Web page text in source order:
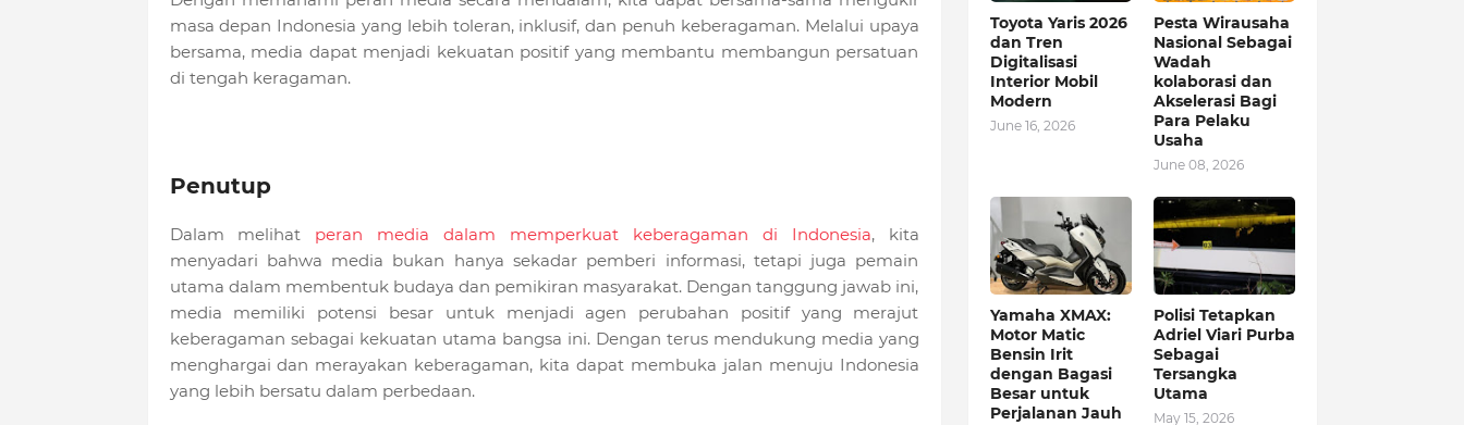
masa depan Indonesia yang lebih toleran, inklusif, dan penuh keberagaman. Melalui upaya
bersama, media dapat menjadi kekuatan positif yang membantu membangun persatuan
di tengah keragaman.
Penutup
Dalam melihat peran media dalam memperkuat keberagaman di Indonesia, kita
menyadari bahwa media bukan hanya sekadar pemberi informasi, tetapi juga pemain
utama dalam membentuk budaya dan pemikiran masyarakat. Dengan tanggung jawab ini,
media memiliki potensi besar untuk menjadi agen perubahan positif yang merajut
keberagaman sebagai kekuatan utama bangsa ini. Dengan terus mendukung media yang
menghargai dan merayakan keberagaman, kita dapat membuka jalan menuju Indonesia
yang lebih bersatu dalam perbedaan.
Toyota Yaris 2026
dan Tren
Digitalisasi
Interior Mobil
Modern
June 16, 2026
Pesta Wirausaha
Nasional Sebagai
Wadah
kolaborasi dan
Akselerasi Bagi
Para Pelaku
Usaha
June 08, 2026
Yamaha XMAX:
Motor Matic
Bensin Irit
dengan Bagasi
Besar untuk
Perjalanan Jauh
Polisi Tetapkan
Adriel Viari Purba
Sebagai
Tersangka
Utama
May 15, 2026